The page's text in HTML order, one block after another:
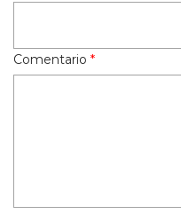
Comentario *